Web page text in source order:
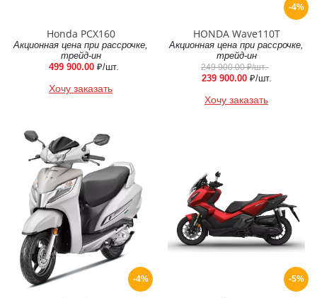
Honda PCX160
Акционная цена при рассрочке,
трейд-ин
499 900.00 ₽/шт.
Хочу заказать
-4%
HONDA Wave110T
Акционная цена при рассрочке,
трейд-ин
249 900.00₽/шт.
239 900.00 ₽/шт.
Хочу заказать
-4% -5%